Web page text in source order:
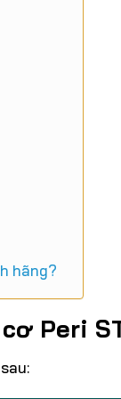
hãng?
Peri